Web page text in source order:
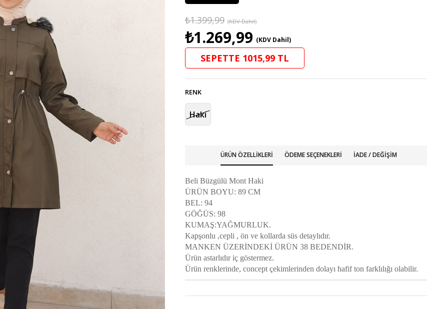
₺1.399,99 (KDV Dahil)
₺1.269,99 (KDV Dahil)
SEPETTE 1015,99 TL
RENK
Haki
ÜRÜN ÖZELLIKLERI ÖDEME SEÇENEKLERI İADE / DEĞIŞIM
Beli Büzgülü Mont Haki
ÜRÜN BOYU: 89 CM
BEL: 94
GÖĞÜS: 98
KUMAŞ:YAĞMURLUK.
Kapşonlu ,cepli , ön ve kollarda süs detaylıdır.
MANKEN ÜZERİNDEKİ ÜRÜN 38 BEDENDİR.
Ürün astarlıdır iç göstermez.
Ürün renklerinde, concept çekimlerinden dolayı hafif ton farklılığı olabilir.